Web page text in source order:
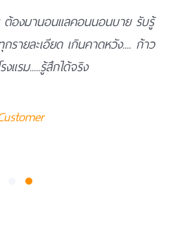
องมานอนแลคอนนอนบาย​ รับรู้
รายละเอียด​ เกินคาดหวัง.... ก้าว
งแรม.....รู้สึกได้จริง